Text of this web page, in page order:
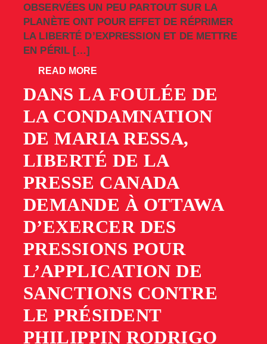
OBSERVÉES UN PEU PARTOUT SUR LA
PLANÈTE ONT POUR EFFET DE RÉPRIMER
LA LIBERTÉ D’EXPRESSION ET DE METTRE
EN PÉRIL […]
READ MORE
DANS LA FOULÉE DE
LA CONDAMNATION
DE MARIA RESSA,
LIBERTÉ DE LA
PRESSE CANADA
DEMANDE À OTTAWA
D’EXERCER DES
PRESSIONS POUR
L’APPLICATION DE
SANCTIONS CONTRE
LE PRÉSIDENT
PHILIPPIN RODRIGO